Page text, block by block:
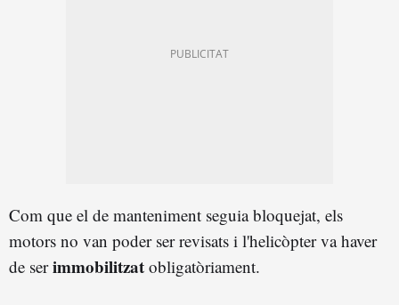
Com que el de manteniment seguia bloquejat, els
motors no van poder ser revisats i l'helicòpter va haver
de serimmobilitzat obligatòriament.